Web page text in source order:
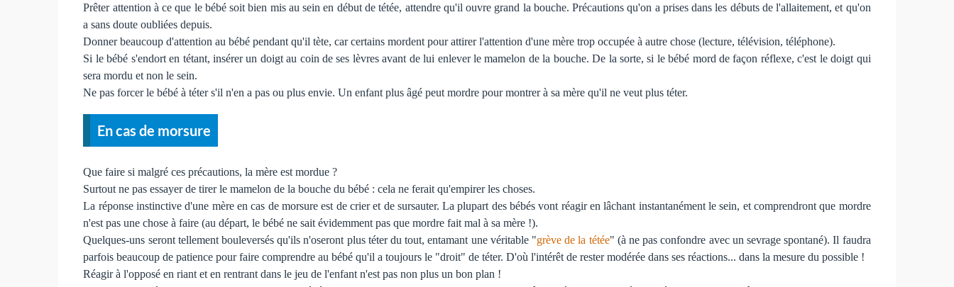
Prêter attention à ce que le bébé soit bien mis au sein en début de tétée, attendre qu'il ouvre grand la bouche. Précautions qu'on a prises dans les débuts de l'allaitement, et qu'on
a sans doute oubliées depuis.
Donner beaucoup d'attention au bébé pendant qu'il tète, car certains mordent pour attirer l'attention d'une mère trop occupée à autre chose (lecture, télévision, téléphone).
Si le bébé s'endort en tétant, insérer un doigt au coin de ses lèvres avant de lui enlever le mamelon de la bouche. De la sorte, si le bébé mord de façon réflexe, c'est le doigt qui
sera mordu et non le sein.
Ne pas forcer le bébé à téter s'il n'en a pas ou plus envie. Un enfant plus âgé peut mordre pour montrer à sa mère qu'il ne veut plus téter.
En cas de morsure
Que faire si malgré ces précautions, la mère est mordue ?
Surtout ne pas essayer de tirer le mamelon de la bouche du bébé : cela ne ferait qu'empirer les choses.
La réponse instinctive d'une mère en cas de morsure est de crier et de sursauter. La plupart des bébés vont réagir en lâchant instantanément le sein, et comprendront que mordre
n'est pas une chose à faire (au départ, le bébé ne sait évidemment pas que mordre fait mal à sa mère !).
Quelques-uns seront tellement bouleversés qu'ils n'oseront plus téter du tout, entamant une véritable "grève de la tétée" (à ne pas confondre avec un sevrage spontané). Il faudra
parfois beaucoup de patience pour faire comprendre au bébé qu'il a toujours le "droit" de téter. D'où l'intérêt de rester modérée dans ses réactions... dans la mesure du possible !
Réagir à l'opposé en riant et en rentrant dans le jeu de l'enfant n'est pas non plus un bon plan !